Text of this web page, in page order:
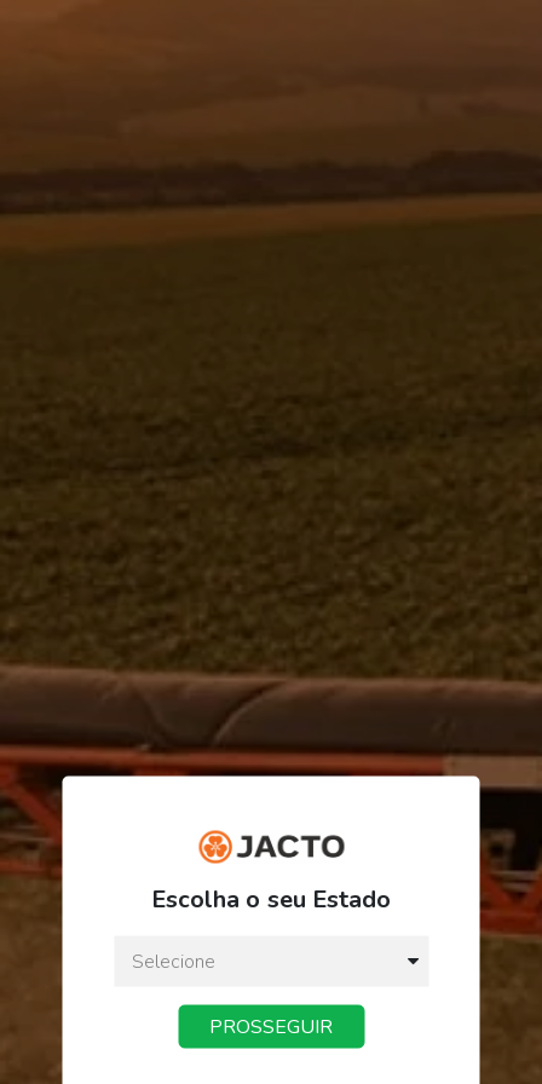
CONJ. PROTEÇÕES - TOWER 2000
R$ 2.624,11
ou3xde R$ 874,70
Preço a vista:
Escolha o seu Estado
PROSSEGUIR